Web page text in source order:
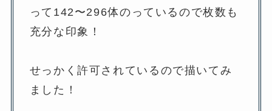
って142〜296体のっているので枚数も
充分な印象！
せっかく許可されているので描いてみ
ました！